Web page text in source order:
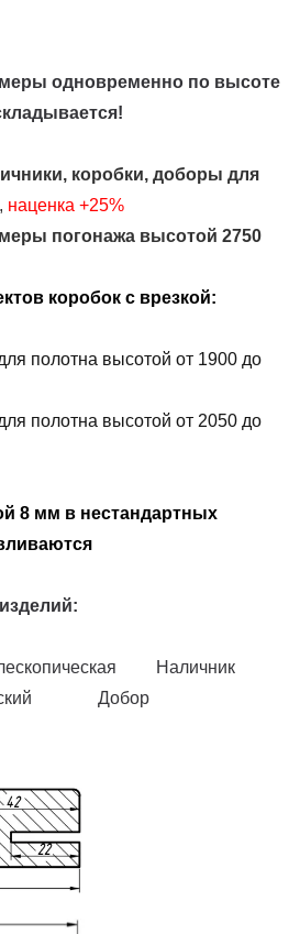
одновременно по высоте
коробки, доборы для
, наценка +25%
погонажа высотой 2750
коробок с врезкой:
полотна высотой от 1900 до
полотна высотой от 2050 до
8 мм в нестандартных
Наличник
Добор